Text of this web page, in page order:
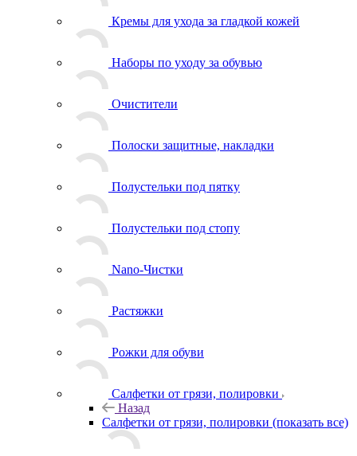
Кремы для ухода за гладкой кожей
Наборы по уходу за обувью
Очистители
Полоски защитные, накладки
Полустельки под пятку
Полустельки под стопу
Nano-Чистки
Растяжки
Рожки для обуви
Салфетки от грязи, полировки
Назад
Салфетки от грязи, полировки (показать все)